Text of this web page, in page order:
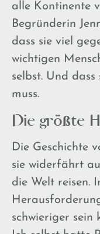
alle Kontinente
Begründerin
dass sie viel
wichtigen
selbst. Und
muss.
Die größte
Die Geschichte
sie widerfährt
die Welt reisen.
schwieriger sein